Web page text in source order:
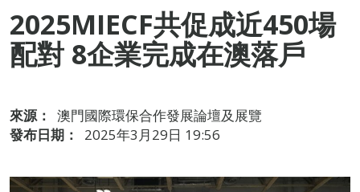
2025MIECF共促成近450場
配對 8企業完成在澳落戶
來源：
澳門國際環保合作發展論壇及展覽
發布日期：
2025年3月29日 19:56